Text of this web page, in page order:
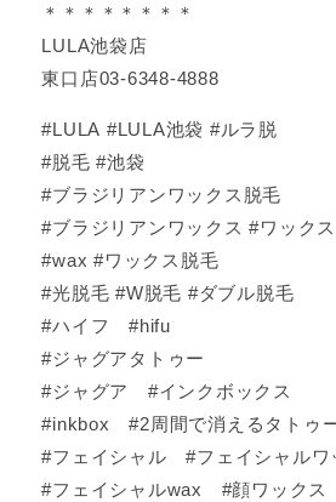
＊＊＊＊＊＊＊＊
LULA池袋店
東口店03-6348-4888
#LULA #LULA池袋 #ルラ脱
#脱毛 #池袋
#ブラジリアンワックス脱毛
#ブラジリアンワックス #ワックス
#wax #ワックス脱毛
#光脱毛 #W脱毛 #ダブル脱毛
#ハイフ #hifu
#ジャグアタトゥー
#ジャグア #インクボックス
#inkbox #2周間で消えるタトゥ
#フェイシャル #フェイシャルワ
#フェイシャルwax #顔ワックス